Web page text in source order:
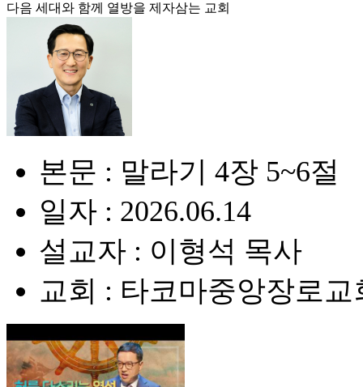
다음 세대와 함께 열방을 제자삼는 교회
본문 : 말라기 4장 5~6절
일자 : 2026.06.14
설교자 : 이형석 목사
교회 : 타코마중앙장로교